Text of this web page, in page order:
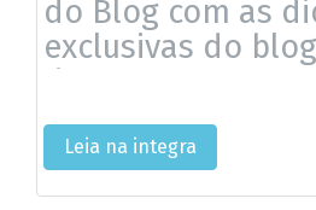
do Blog com as
exclusivas do
do Esporte!
Leia na integra